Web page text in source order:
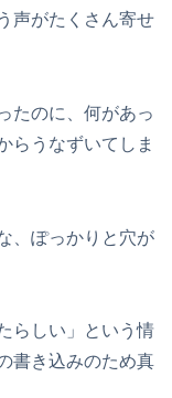
声がたくさん寄せ
たのに、何があっ
らうなずいてしま
、ぽっかりと穴が
らしい」という情
書き込みのため真